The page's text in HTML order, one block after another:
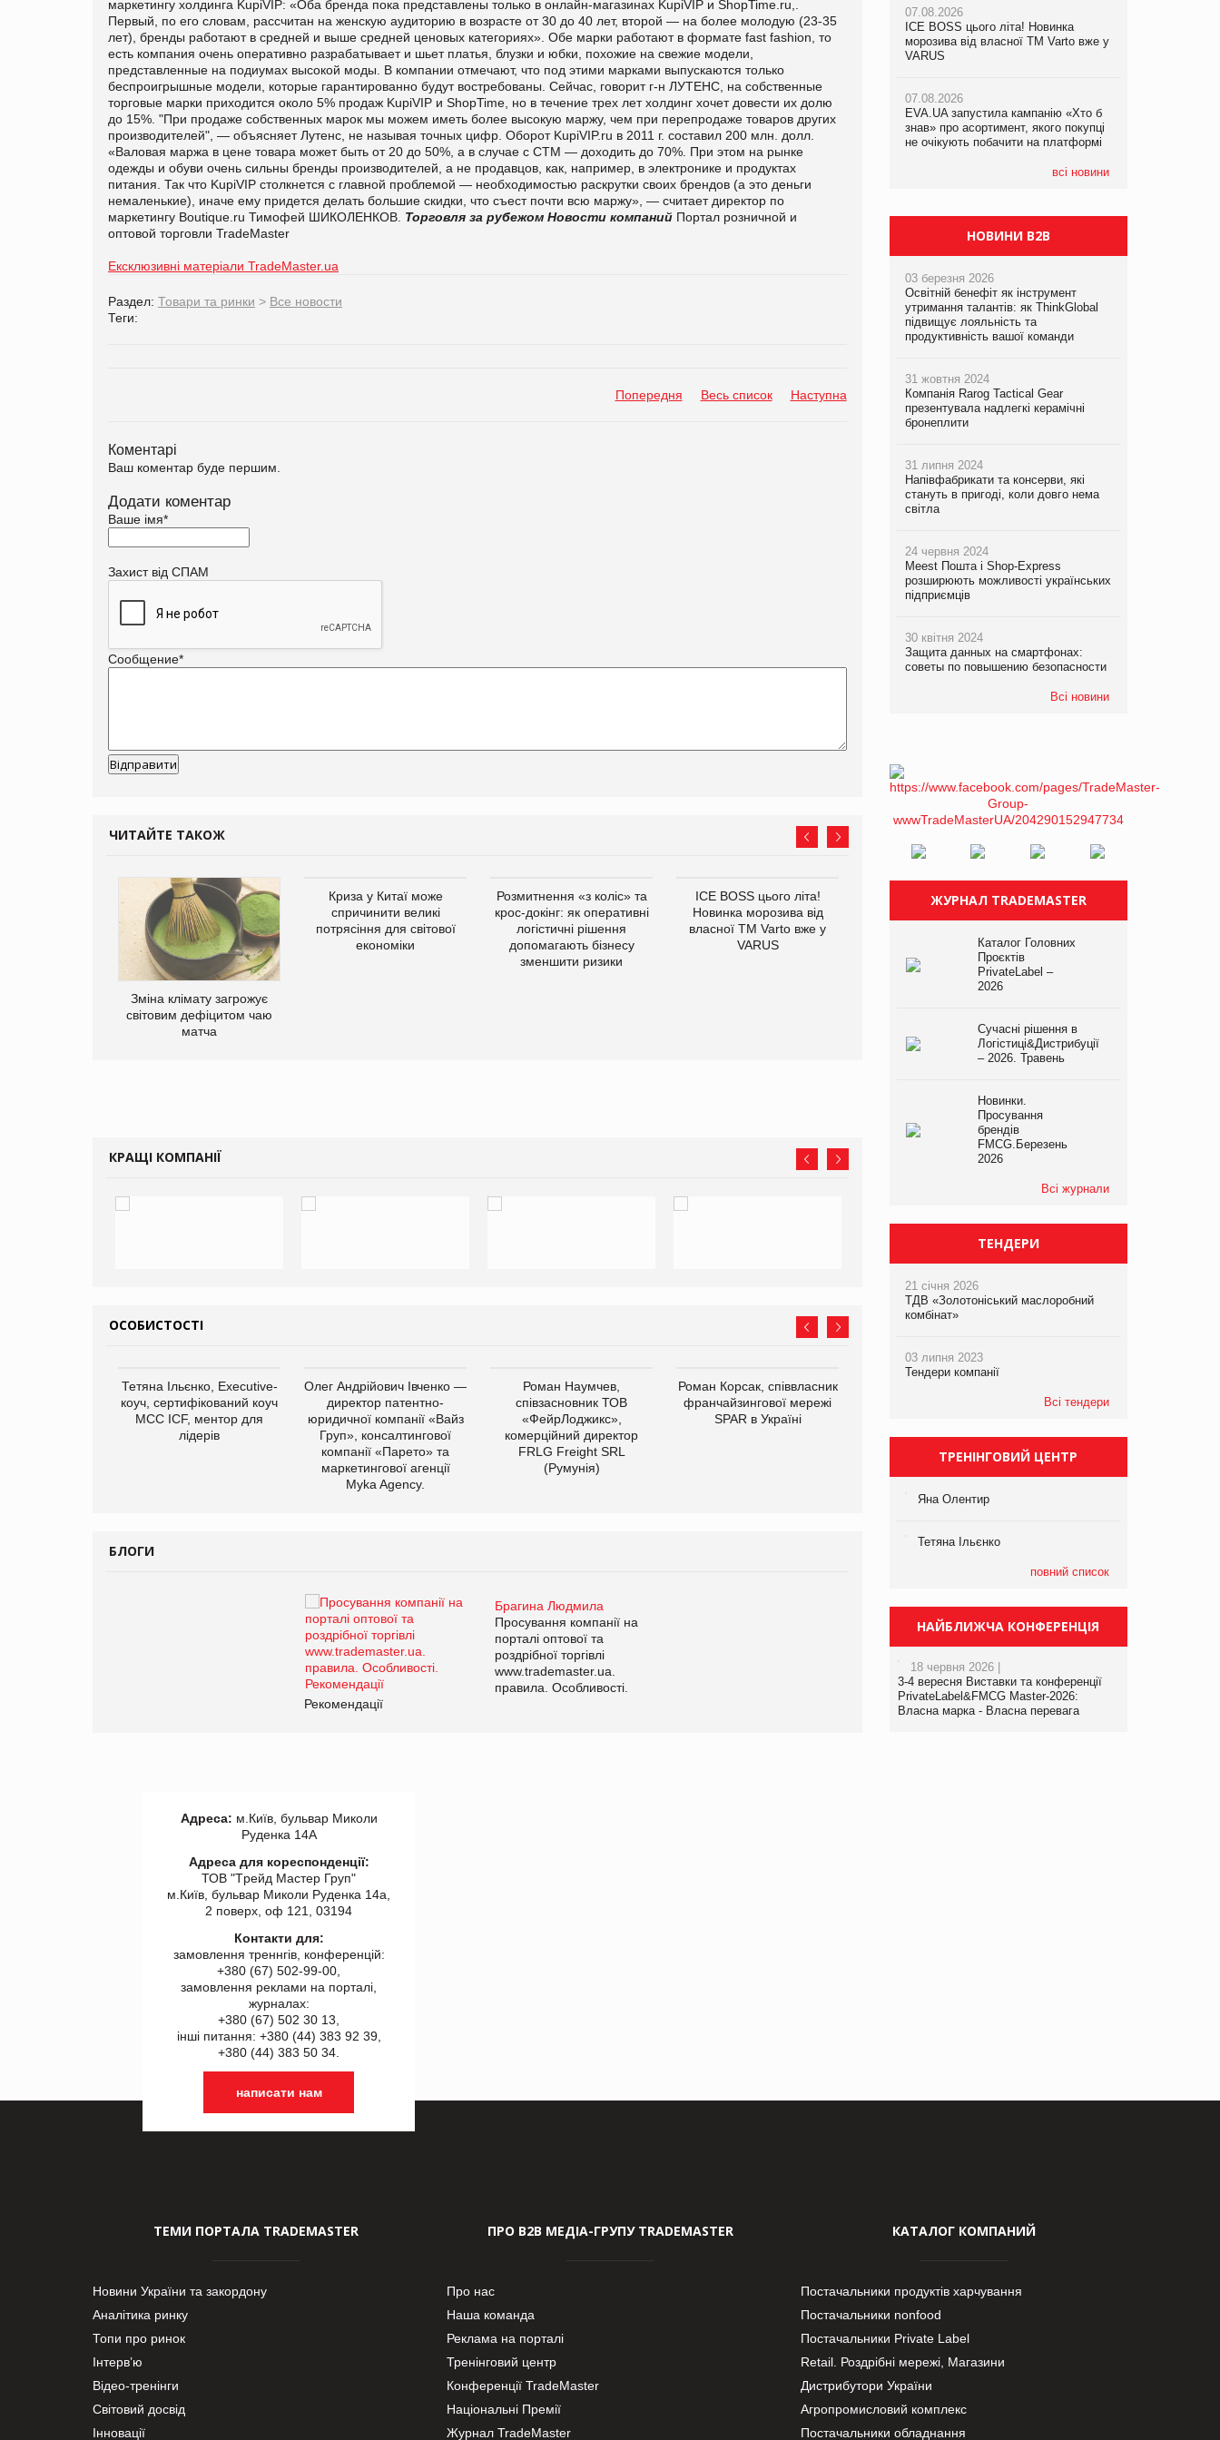
маркетингу холдинга KupiVIP: «Оба бренда пока представлены только в онлайн-магазинах KupiVIP и ShopTime.ru,.
Первый, по его словам, рассчитан на женскую аудиторию в возрасте от 30 до 40 лет, второй — на более молодую (23-35
лет), бренды работают в средней и выше средней ценовых категориях». Обе марки работают в формате fast fashion, то
есть компания очень оперативно разрабатывает и шьет платья, блузки и юбки, похожие на свежие модели,
представленные на подиумах высокой моды. В компании отмечают, что под этими марками выпускаются только
беспроигрышные модели, которые гарантированно будут востребованы. Сейчас, говорит г-н ЛУТЕНС, на собственные
торговые марки приходится около 5% продаж KupiVIP и ShopTime, но в течение трех лет холдинг хочет довести их долю
до 15%. "При продаже собственных марок мы можем иметь более высокую маржу, чем при перепродаже товаров других
производителей", — объясняет Лутенс, не называя точных цифр. Оборот KupiVIP.ru в 2011 г. составил 200 млн. долл.
«Валовая маржа в цене товара может быть от 20 до 50%, а в случае с СТМ — доходить до 70%. При этом на рынке
одежды и обуви очень сильны бренды производителей, а не продавцов, как, например, в электронике и продуктах
питания. Так что KupiVIP столкнется с главной проблемой — необходимостью раскрутки своих брендов (а это деньги
немаленькие), иначе ему придется делать большие скидки, что съест почти всю маржу», — считает директор по
маркетингу Boutique.ru Тимофей ШИКОЛЕНКОВ. Торговля за рубежом Новости компаний Портал розничной и
оптовой торговли TradeMaster
Ексклюзивні матеріали TradeMaster.ua
Раздел: Товари та ринки > Все новости
Теги:
Попередня Весь список Наступна
Коментарі
Ваш коментар буде першим.
Додати коментар
Ваше імя*
Захист від СПАМ
Сообщение*
ЧИТАЙТЕ ТАКОЖ
Зміна клімату загрожує
світовим дефіцитом чаю
матча
Криза у Китаї може
спричинити великі
потрясіння для світової
економіки
Розмитнення «з коліс» та
крос-докінг: як оперативні
логістичні рішення
допомагають бізнесу
зменшити ризики
ICE BOSS цього літа!
Новинка морозива від
власної ТМ Varto вже у
VARUS
EVA.UA запустила
не очікують побачити на
платформі
Kraft Heinz скоротила
КРАЩІ КОМПАНІЇ
ОСОБИСТОСТІ
Тетяна Ільєнко, Executive-
коуч, сертифікований коуч
МСС ICF, ментор для
лідерів
Олег Андрійович Івченко —
директор патентно-
юридичної компанії «Вайз
Груп», консалтингової
компанії «Парето» та
маркетингової агенції
Myka Agency.
Роман Наумчев,
співзасновник ТОВ
«ФейрЛоджикс»,
комерційний директор
FRLG Freight SRL
(Румунія)
Роман Корсак, співвласник
франчайзингової мережі
SPAR в Україні
виробництва
компанії «УкраМарин»
БЛОГИ
Брагина Людмила
Просування компанії на
порталі оптової та
роздрібної торгівлі
www.trademaster.ua.
правила. Особливості.
Рекомендації
Брагина Людмила
Просування компанії на
www.trademaster.ua.
правила. Особливості.
07.08.2026
ICE BOSS цього літа! Новинка
морозива від власної ТМ Varto вже у
VARUS
07.08.2026
EVA.UA запустила кампанію «Хто б
знав» про асортимент, якого покупці
не очікують побачити на платформі
всі новини
07.08.2026
ICE BOSS цього літа! Новинка
морозива від власної ТМ Varto вже у
VARUS
07.08.2026
EVA.UA запустила кампанію «Хто б
знав» про асортимент, якого покупці
не очікують побачити на платформі
07.08.2026
Франція заборонила рекламні дзвінки
НОВИНИ B2B
03 березня 2026
Освітній бенефіт як інструмент
утримання талантів: як ThinkGlobal
підвищує лояльність та
продуктивність вашої команди
31 жовтня 2024
Компанія Rarog Tactical Gear
презентувала надлегкі керамічні
бронеплити
31 липня 2024
Напівфабрикати та консерви, які
стануть в пригоді, коли довго нема
світла
24 червня 2024
Meest Пошта і Shop-Express
розширюють можливості українських
підприємців
30 квітня 2024
Защита данных на смартфонах:
советы по повышению безопасности
Всі новини
ЖУРНАЛ TRADEMASTER
Каталог Головних
Проєктів
PrivateLabel –
2026
Сучасні рішення в
Логістиці&Дистрибуції
– 2026. Травень
Новинки.
Просування
брендів
FMCG.Березень
2026
Всі журнали
ТЕНДЕРИ
21 січня 2026
ТДВ «Золотоніський маслоробний
комбінат»
03 липня 2023
Тендери компанії
Всі тендери
ТРЕНІНГОВИЙ ЦЕНТР
Яна Олентир
Тетяна Ільєнко
повний список
НАЙБЛИЖЧА КОНФЕРЕНЦІЯ
18 червня 2026 |
3-4 вересня Виставки та конференції
PrivateLabel&FMCG Master-2026:
Власна марка - Власна перевага
Адреса: м.Київ, бульвар Миколи
Руденка 14А
Адреса для кореспонденції:
ТОВ "Tрейд Мастер Груп"
м.Київ, бульвар Миколи Руденка 14а,
2 поверх, оф 121, 03194
Контакти для:
замовлення треннгів, конференцій:
+380 (67) 502-99-00,
замовлення реклами на порталі,
журналах:
+380 (67) 502 30 13,
інші питання: +380 (44) 383 92 39,
+380 (44) 383 50 34.
написати нам
ТЕМИ ПОРТАЛА TRADEMASTER
Новини України та закордону
Аналітика ринку
Топи про ринок
Інтерв’ю
Відео-тренінги
Світовий досвід
Інновації
ПРО В2В МЕДІА-ГРУПУ TRADEMASTER
Про нас
Наша команда
Реклама на порталі
Тренінговий центр
Конференції TradeMaster
Національні Премії
Журнал TradeMaster
КАТАЛОГ КОМПАНИЙ
Постачальники продуктів харчування
Постачальники nonfood
Постачальники Private Label
Retail. Роздрібні мережі, Магазини
Дистрибутори України
Агропромисловий комплекс
Постачальники обладнання